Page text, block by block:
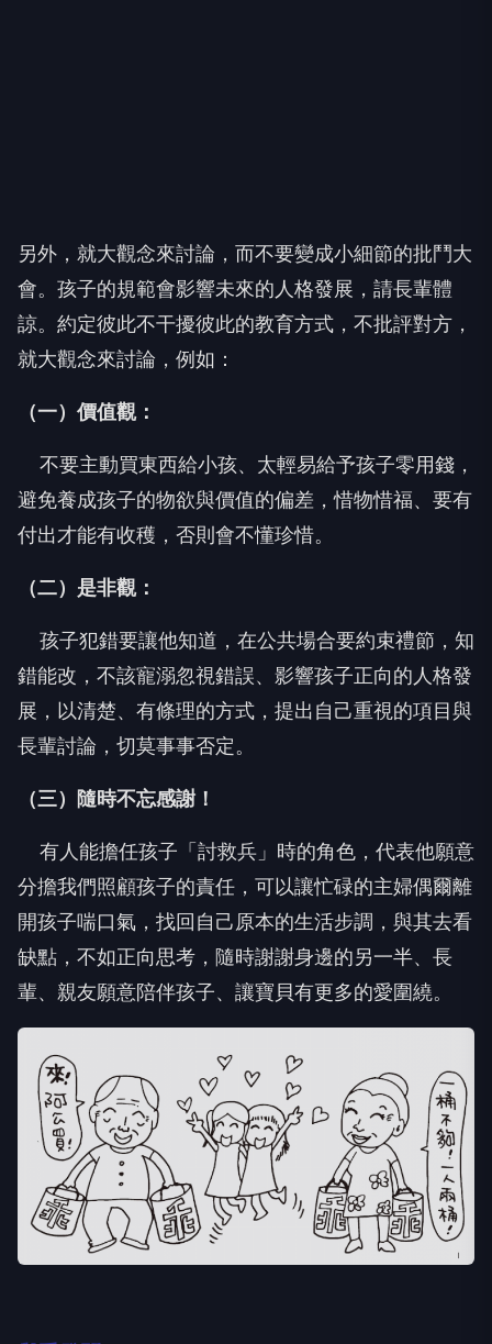
另外，就大觀念來討論，而不要變成小細節的批鬥大
會。孩子的規範會影響未來的人格發展，請長輩體
諒。約定彼此不干擾彼此的教育方式，不批評對方，
就大觀念來討論，例如：
（一）價值觀：
不要主動買東西給小孩、太輕易給予孩子零用錢，
避免養成孩子的物欲與價值的偏差，惜物惜福、要有
付出才能有收穫，否則會不懂珍惜。
（二）是非觀：
孩子犯錯要讓他知道，在公共場合要約束禮節，知
錯能改，不該寵溺忽視錯誤、影響孩子正向的人格發
展，以清楚、有條理的方式，提出自己重視的項目與
長輩討論，切莫事事否定。
（三）隨時不忘感謝！
有人能擔任孩子「討救兵」時的角色，代表他願意
分擔我們照顧孩子的責任，可以讓忙碌的主婦偶爾離
開孩子喘口氣，找回自己原本的生活步調，與其去看
缺點，不如正向思考，隨時謝謝身邊的另一半、長
輩、親友願意陪伴孩子、讓寶貝有更多的愛圍繞。